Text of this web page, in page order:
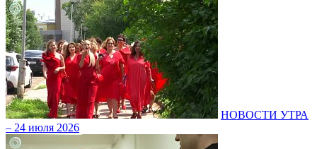
НОВОСТИ УТРА
– 24 июля 2026